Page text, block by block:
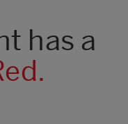
has a